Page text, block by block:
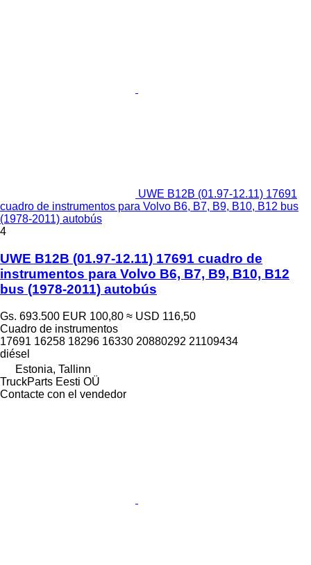
UWE B12B (01.97-12.11) 17691
cuadro de instrumentos para Volvo B6, B7, B9, B10, B12 bus
(1978-2011) autobús
4
UWE B12B (01.97-12.11) 17691 cuadro de
instrumentos para Volvo B6, B7, B9, B10, B12
bus (1978-2011) autobús
Gs. 693.500 EUR 100,80 ≈ USD 116,50
Cuadro de instrumentos
17691 16258 18296 16330 20880292 21109434
diésel
Estonia, Tallinn
TruckParts Eesti OÜ
Contacte con el vendedor